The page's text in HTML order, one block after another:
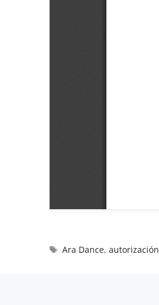
Ara Dance,autorización